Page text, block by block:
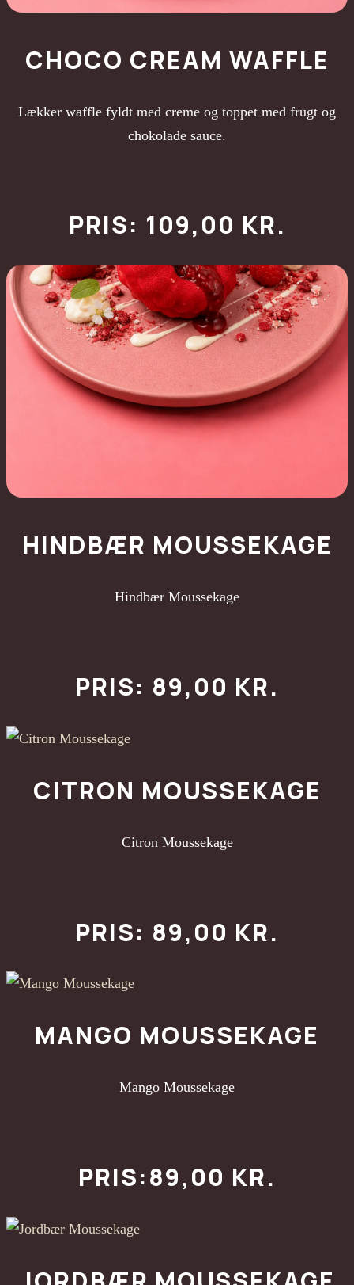
CHOCO CREAM WAFFLE
Lækker waffle fyldt med creme og toppet med frugt og
chokolade sauce.
PRIS: 109,00 KR.
HINDBÆR MOUSSEKAGE
Hindbær Moussekage
PRIS: 89,00 KR.
CITRON MOUSSEKAGE
Citron Moussekage
PRIS: 89,00 KR.
MANGO MOUSSEKAGE
Mango Moussekage
PRIS:89,00 KR.